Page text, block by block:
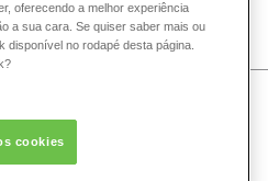
olhos?
oferecendo a melhor experiência
a sua cara. Se quiser saber mais ou
disponível no rodapé desta página.
cookies